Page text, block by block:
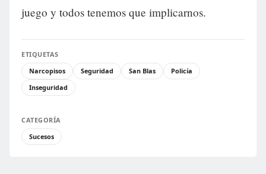
juego y todos tenemos que implicarnos.
ETIQUETAS
Narcopisos
Seguridad San Blas
Policía
Inseguridad
CATEGORÍA
Sucesos